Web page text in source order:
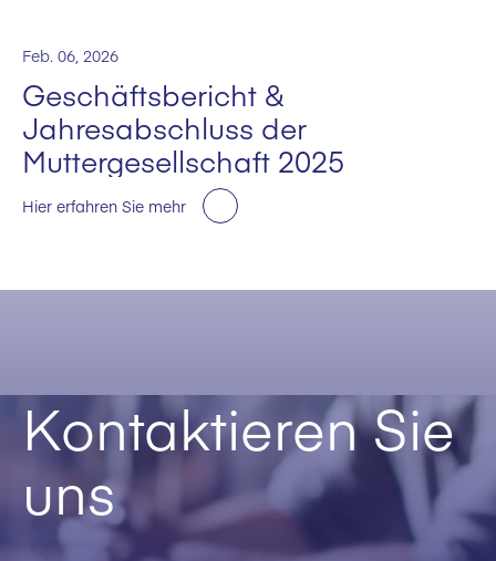
Feb. 06, 2026
Geschäftsbericht &
Jahresabschluss der
Muttergesellschaft 2025
Hier erfahren Sie mehr
Kontaktieren Sie
uns